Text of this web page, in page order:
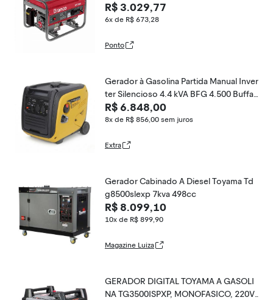
R$ 3.029,77
6x de R$ 673,28
Ponto
Gerador à Gasolina Partida Manual Inver
ter Silencioso 4.4 kVA BFG 4.500 Buffal
o
R$ 6.848,00
8x de R$ 856,00 sem juros
Extra
Gerador Cabinado A Diesel Toyama Td
g8500slexp 7kva 498cc
R$ 8.099,10
10x de R$ 899,90
Magazine Luiza
GERADOR DIGITAL TOYAMA A GASOLI
NA TG3500ISPXP, MONOFASICO, 220V,